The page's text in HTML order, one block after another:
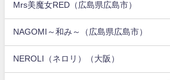
Mrs美魔女RED（広島県広島市）
NAGOMI～和み～（広島県広島市）
NEROLI（ネロリ）（大阪）